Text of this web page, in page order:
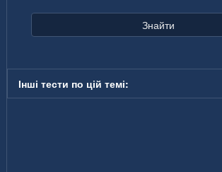
Знайти
Інші тести по цій темі: